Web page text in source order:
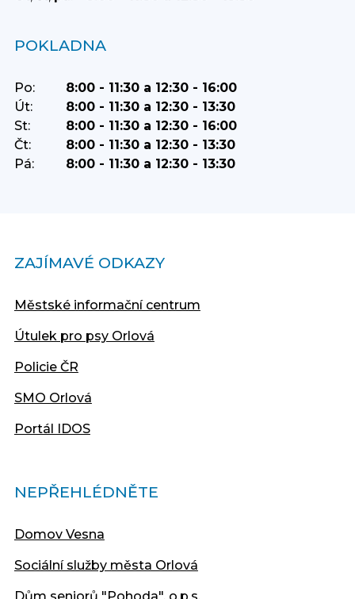
POKLADNA
Po:
8:00 - 11:30 a 12:30 - 16:00
Út:
8:00 - 11:30 a 12:30 - 13:30
St:
8:00 - 11:30 a 12:30 - 16:00
Čt:
8:00 - 11:30 a 12:30 - 13:30
Pá:
8:00 - 11:30 a 12:30 - 13:30
ZAJÍMAVÉ ODKAZY
Městské informační centrum
Útulek pro psy Orlová
Policie ČR
SMO Orlová
Portál IDOS
NEPŘEHLÉDNĚTE
Domov Vesna
Sociální služby města Orlová
Dům seniorů "Pohoda", o.p.s.